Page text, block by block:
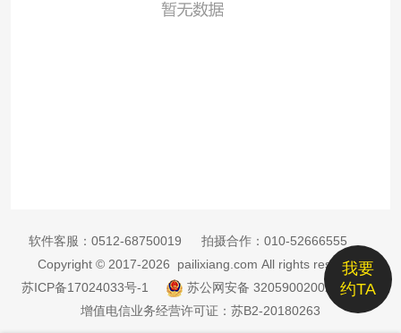
我要
约TA
软件客服： 0512-68750019 拍摄合作： 010-52666555
Copyright © 2017-2026 pailixiang.com All rights reserved
苏ICP备17024033号-1
苏公网安备 32059002002885号
增值电信业务经营许可证：苏B2-20180263